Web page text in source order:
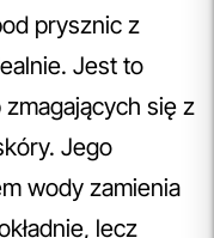
prysznic z
Jest to
się z
Jego
wody zamienia
lecz